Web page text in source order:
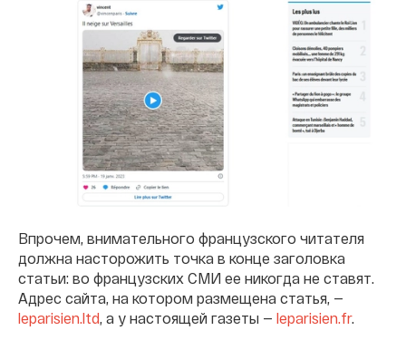
Впрочем, внимательного французского читателя
должна насторожить точка в конце заголовка
статьи: во французских СМИ ее никогда не ставят.
Адрес сайта, на котором размещена статья, —
leparisien.ltd, а у настоящей газеты — leparisien.fr.